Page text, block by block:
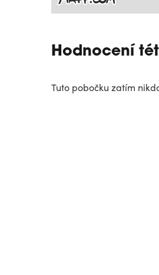
Hodnocení
Tuto pobočku zatím